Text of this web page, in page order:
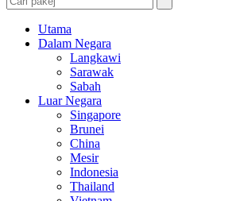
Utama
Dalam Negara
Langkawi
Sarawak
Sabah
Luar Negara
Singapore
Brunei
China
Mesir
Indonesia
Thailand